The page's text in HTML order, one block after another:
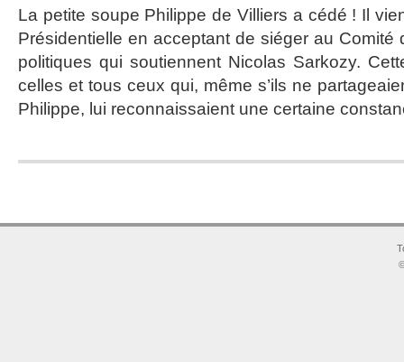
La petite soupe Philippe de Villiers a cédé ! Il
Présidentielle en acceptant de siéger au Comité
politiques qui soutiennent Nicolas Sarkozy.
celles et tous ceux qui, même s’ils ne
Philippe, lui reconnaissaient une certaine